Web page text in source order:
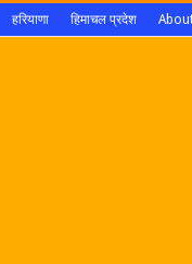
हरियाणा हिमाचल प्रदेश